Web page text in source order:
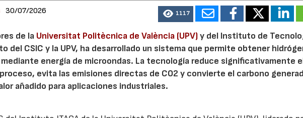
30/07/2026 1117
de la Universitat Politècnica de València (UPV)y del Instituto de
del CSIC y la UPV, ha desarrollado un sistema que permite obtener
energía de microondas. La tecnología reduce significativamente
evita las emisiones directas de CO2 y convierte el carbono
añadido para aplicaciones industriales.